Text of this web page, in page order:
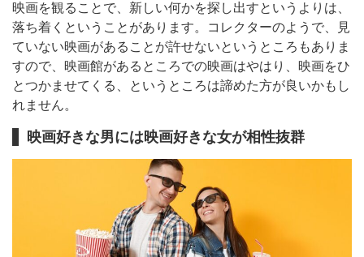
映画を観ることで、新しい何かを探し出すというよりは、
落ち着くということがあります。コレクターのようで、見
ていない映画があることが許せないというところもありま
すので、映画館があるところでの映画はやはり、映画をひ
とつかませてくる、というところは諦めた方が良いかもし
れません。
映画好きな男には映画好きな女が相性抜群